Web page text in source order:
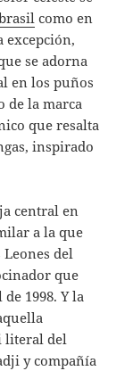
como en
excepción,
se adorna
en los puños
de la marca
que resalta
inspirado
central en
a la que
del
que
1998. Y la
literal del
y compañía